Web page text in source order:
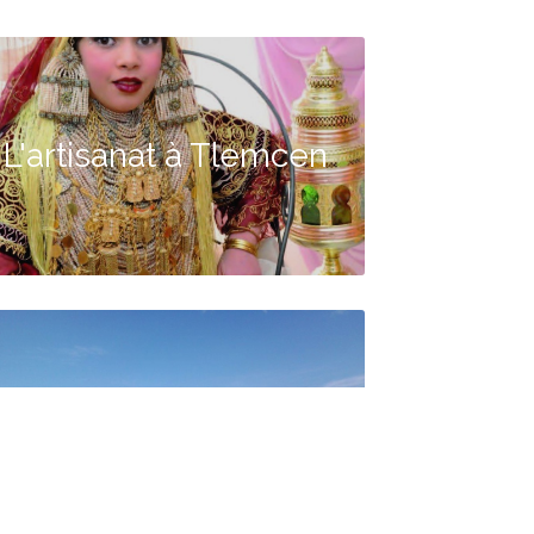
L'artisanat à Tlemcen